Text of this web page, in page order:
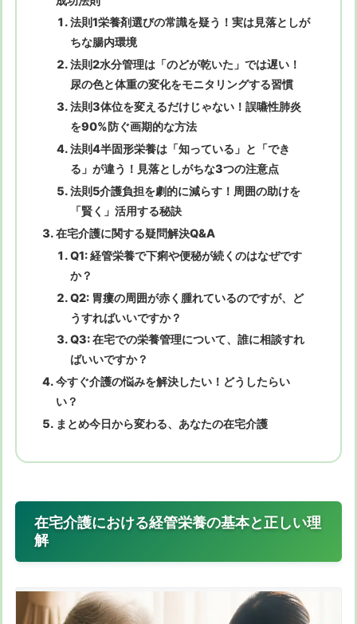
法則1栄養剤選びの常識を疑う！実は見落としが
ちな腸内環境
法則2水分管理は「のどが乾いた」では遅い！
尿の色と体重の変化をモニタリングする習慣
法則3体位を変えるだけじゃない！誤嚥性肺炎
を90%防ぐ画期的な方法
法則4半固形栄養は「知っている」と「でき
る」が違う！見落としがちな3つの注意点
法則5介護負担を劇的に減らす！周囲の助けを
「賢く」活用する秘訣
在宅介護に関する疑問解決Q&A
Q1: 経管栄養で下痢や便秘が続くのはなぜです
か？
Q2: 胃瘻の周囲が赤く腫れているのですが、ど
うすればいいですか？
Q3: 在宅での栄養管理について、誰に相談すれ
ばいいですか？
今すぐ介護の悩みを解決したい！どうしたらい
い？
まとめ今日から変わる、あなたの在宅介護
在宅介護における経管栄養の基本と正しい理
解